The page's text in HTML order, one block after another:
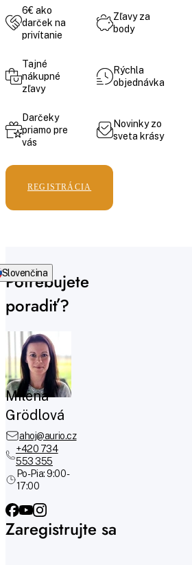
6€ ako
darček na
privítanie
Zľavy za
body
Tajné
nákupné
zľavy
Rýchla
objednávka
Darčeky
priamo pre
vás
Novinky zo
sveta krásy
REGISTRÁCIA
Potrebujete
poradiť?
Milena
Grödlová
ahoj@aurio.cz
+420 734
553 355
Po-Pia: 9:00 -
17:00
Zaregistrujte sa
Slovenčina